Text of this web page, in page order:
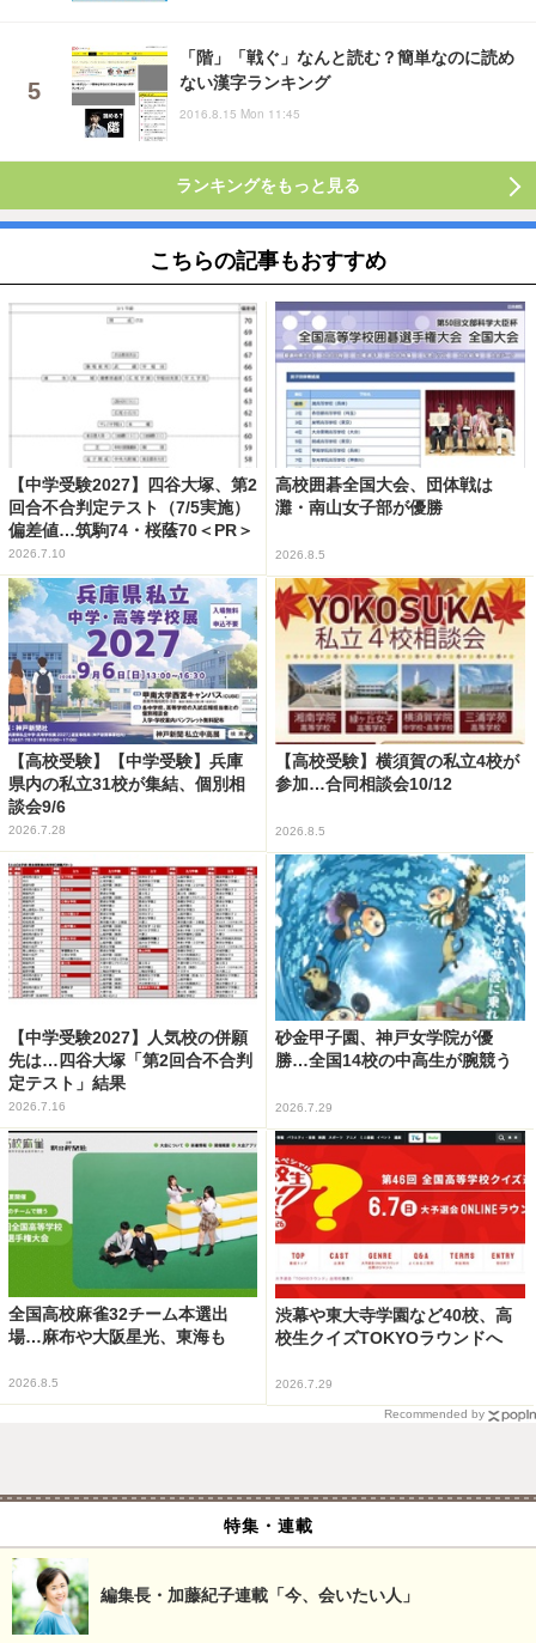
「階」「戦ぐ」なんと読む？簡単なのに読め
ない漢字ランキング
2016.8.15 Mon 11:45
ランキングをもっと見る
こちらの記事もおすすめ
【中学受験2027】四谷大塚、第2
回合不合判定テスト（7/5実施）
偏差値…筑駒74・桜蔭70＜PR＞
2026.7.10
高校囲碁全国大会、団体戦は
灘・南山女子部が優勝
2026.8.5
【高校受験】【中学受験】兵庫
県内の私立31校が集結、個別相
談会9/6
2026.7.28
【高校受験】横須賀の私立4校が
参加…合同相談会10/12
2026.8.5
【中学受験2027】人気校の併願
先は…四谷大塚「第2回合不合判
定テスト」結果
2026.7.16
砂金甲子園、神戸女学院が優
勝…全国14校の中高生が腕競う
2026.7.29
全国高校麻雀32チーム本選出
場…麻布や大阪星光、東海も
2026.8.5
渋幕や東大寺学園など40校、高
校生クイズTOKYOラウンドへ
2026.7.29
Recommended by
特集・連載
編集長・加藤紀子連載「今、会いたい人」